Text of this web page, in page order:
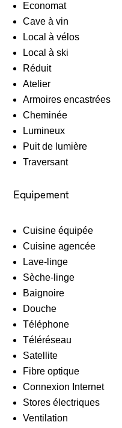
Economat
Cave à vin
Local à vélos
Local à ski
Réduit
Atelier
Armoires encastrées
Cheminée
Lumineux
Puit de lumière
Traversant
Equipement
Cuisine équipée
Cuisine agencée
Lave-linge
Sèche-linge
Baignoire
Douche
Téléphone
Téléréseau
Satellite
Fibre optique
Connexion Internet
Stores électriques
Ventilation